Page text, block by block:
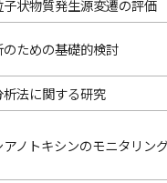
状物質発生源変遷の評価
ための基礎的検討
法に関する研究
ノトキシンのモニタリン